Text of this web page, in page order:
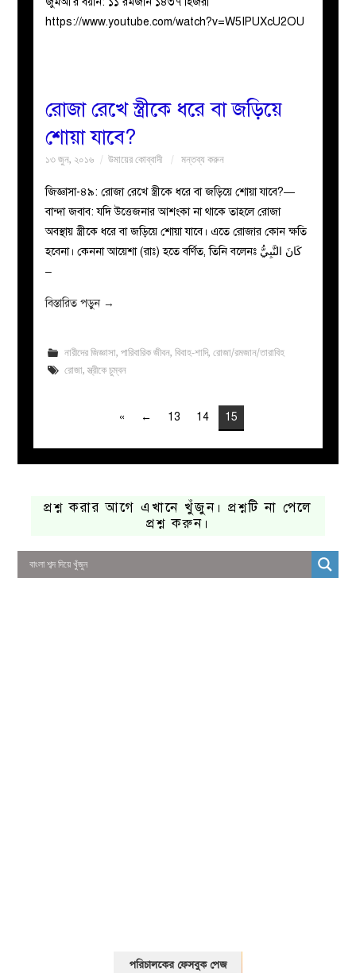
https://www.youtube.com/watch?v=W5IPUXcU2OU
রোজা রেখে স্ত্রীকে ধরে বা জড়িয়ে
শোয়া যাবে?
১৩ জুন, ২০১৬ উমায়ের কোব্বাদী মন্তব্য করুন
জিজ্ঞাসা-৪৯: রোজা রেখে স্ত্রীকে ধরে বা জড়িয়ে শোয়া যাবে?—
বান্দা জবাব: যদি উত্তেজনার আশংকা না থাকে তাহলে রোজা
অবস্থায় স্ত্রীকে ধরে বা জড়িয়ে শোয়া যাবে। এতে রোজার কোন ক্ষতি
হবেনা। কেননা আয়েশা (রাঃ) হতে বর্ণিত, তিনি বলেনঃ ﻛَﺎﻥَ ﺍﻟﻨَّﺒِﻲُّ
–
বিস্তারিত পড়ুন →
নারীদের জিজ্ঞাসা, পারিবারিক জীবন, বিবাহ-শাদি, রোজা/রমজান/তারাবিহ
রোজা, স্ত্রীকে চুম্বন
« ← 13 14 15
প্রশ্ন করার আগে এখানে খুঁজুন। প্রশ্নটি না পেলে
প্রশ্ন করুন।
পরিচালকের ফেসবুক পেজ